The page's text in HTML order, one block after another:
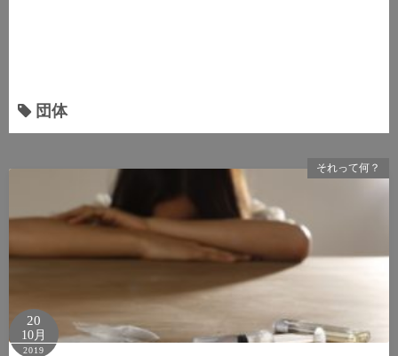
団体
それって何？
20
10月
2019